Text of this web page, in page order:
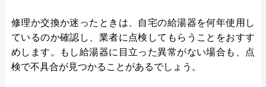
修理か交換か迷ったときは、自宅の給湯器を何年使用し
ているのか確認し、業者に点検してもらうことをおすす
めします。もし給湯器に目立った異常がない場合も、点
検で不具合が見つかることがあるでしょう。